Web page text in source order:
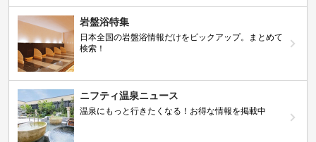
岩盤浴特集
日本全国の岩盤浴情報だけをピックアップ。まとめて
検索！
ニフティ温泉ニュース
温泉にもっと行きたくなる！お得な情報を掲載中